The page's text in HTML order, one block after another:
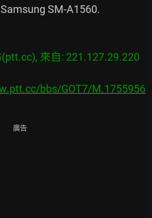
SM-A1560.
來自: 221.127.29.220
bbs/GOT7/M.1755956
廣告